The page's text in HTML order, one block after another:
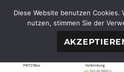
FTTH-News.de
Diese Website benutzen Cookies.
nutzen, stimmen Sie der